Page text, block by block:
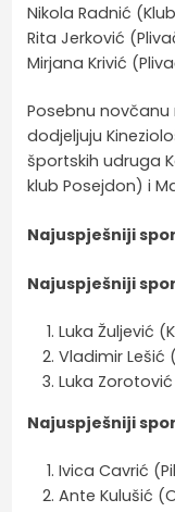
Nikola Radnić
Rita Jerković
Mirjana Krivić
Posebnu novčanu
dodjeljuju
športskih udruga
klub Posejdon) i
Najuspješniji
Najuspješniji
Luka Žuljević
Vladimir Lešić
Luka
Najuspješniji
Ivica Cavrić
Ante Kulušić